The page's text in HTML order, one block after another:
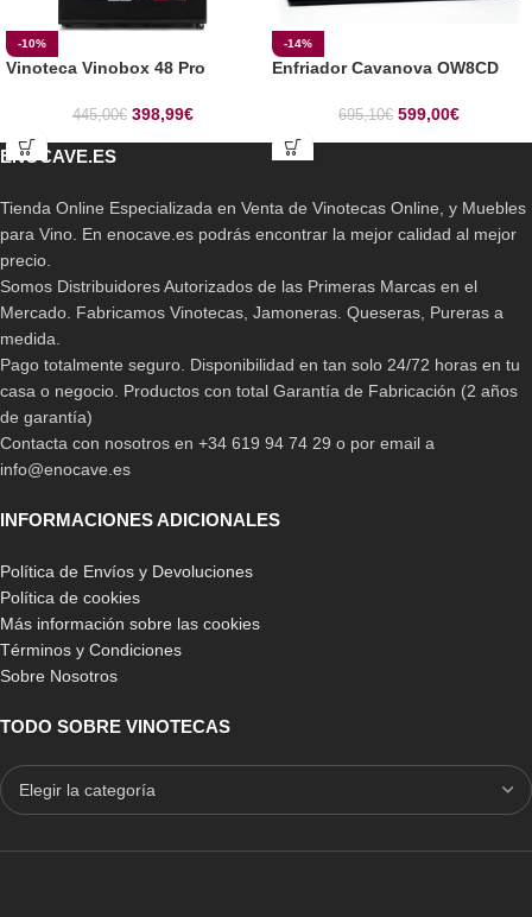
-10%
Vinoteca Vinobox 48 Pro
445,00€ 398,99€
-14%
Enfriador Cavanova OW8CD
695,10€ 599,00€
ENOCAVE.ES
Tienda Online Especializada en Venta de Vinotecas Online, y Muebles
para Vino. En enocave.es podrás encontrar la mejor calidad al mejor
precio.
Somos Distribuidores Autorizados de las Primeras Marcas en el
Mercado. Fabricamos Vinotecas, Jamoneras. Queseras, Pureras a
medida.
Pago totalmente seguro. Disponibilidad en tan solo 24/72 horas en tu
casa o negocio. Productos con total Garantía de Fabricación (2 años
de garantía)
Contacta con nosotros en +34 619 94 74 29 o por email a
info@enocave.es
INFORMACIONES ADICIONALES
Política de Envíos y Devoluciones
Política de cookies
Más información sobre las cookies
Términos y Condiciones
Sobre Nosotros
TODO SOBRE VINOTECAS